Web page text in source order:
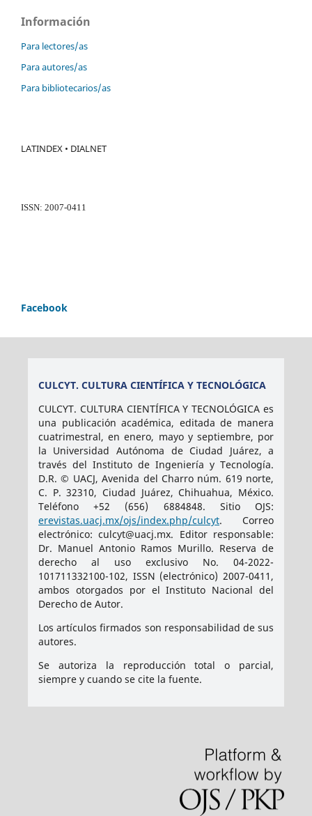
Información
Para lectores/as
Para autores/as
Para bibliotecarios/as
LATINDEX • DIALNET
ISSN: 2007-0411
Facebook
CULCYT. CULTURA CIENTÍFICA Y TECNOLÓGICA
CULCYT. CULTURA CIENTÍFICA Y TECNOLÓGICA es
una publicación académica, editada de manera
cuatrimestral, en enero, mayo y septiembre, por
la Universidad Autónoma de Ciudad Juárez, a
través del Instituto de Ingeniería y Tecnología.
D.R. © UACJ, Avenida del Charro núm. 619 norte,
C. P. 32310, Ciudad Juárez, Chihuahua, México.
Teléfono +52 (656) 6884848. Sitio OJS:
erevistas.uacj.mx/ojs/index.php/culcyt. Correo
electrónico: culcyt@uacj.mx. Editor responsable:
Dr. Manuel Antonio Ramos Murillo. Reserva de
derecho al uso exclusivo No. 04-2022-
101711332100-102, ISSN (electrónico) 2007-0411,
ambos otorgados por el Instituto Nacional del
Derecho de Autor.
Los artículos firmados son responsabilidad de sus
autores.
Se autoriza la reproducción total o parcial,
siempre y cuando se cite la fuente.